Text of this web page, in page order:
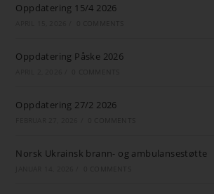
Oppdatering 15/4 2026
Oppdatering Påske 2026
Oppdatering 27/2 2026
Norsk Ukrainsk brann- og ambulansestøtte